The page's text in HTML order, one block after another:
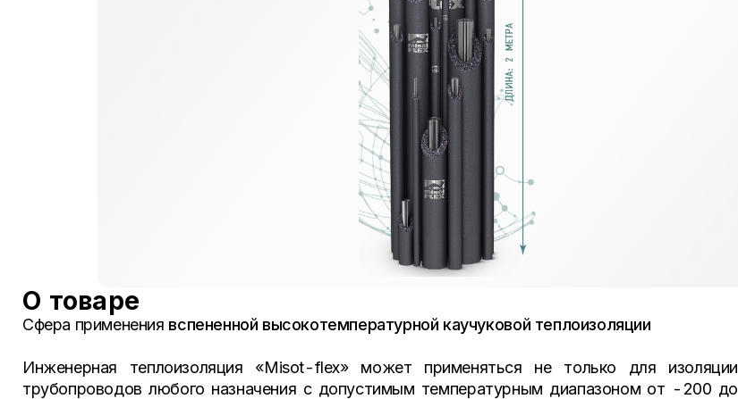
О товаре
Сфера применения вспененной высокотемпературной каучуковой теплоизоляции
Инженерная теплоизоляция «Misot-flex» может применяться не только для изоляции
трубопроводов любого назначения с допустимым температурным диапазоном от -200 до